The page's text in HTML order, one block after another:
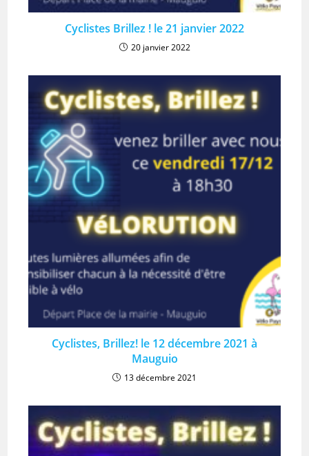
Cyclistes Brillez ! le 21 janvier 2022
20 janvier 2022
Cyclistes, Brillez! le 12 décembre 2021 à
Mauguio
13 décembre 2021